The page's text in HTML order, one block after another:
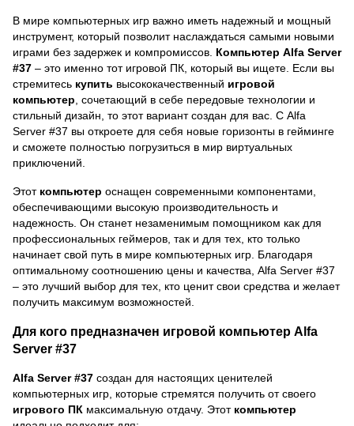
В мире компьютерных игр важно иметь надежный и мощный
инструмент, который позволит наслаждаться самыми новыми
играми без задержек и компромиссов. Компьютер Alfa Server
#37 – это именно тот игровой ПК, который вы ищете. Если вы
стремитесь купить высококачественный игровой
компьютер , сочетающий в себе передовые технологии и
стильный дизайн, то этот вариант создан для вас. С Alfa
Server #37 вы откроете для себя новые горизонты в гейминге
и сможете полностью погрузиться в мир виртуальных
приключений.
Этот компьютер оснащен современными компонентами,
обеспечивающими высокую производительность и
надежность. Он станет незаменимым помощником как для
профессиональных геймеров, так и для тех, кто только
начинает свой путь в мире компьютерных игр. Благодаря
оптимальному соотношению цены и качества, Alfa Server #37
– это лучший выбор для тех, кто ценит свои средства и желает
получить максимум возможностей.
Для кого предназначен игровой компьютер Alfa
Server #37
Alfa Server #37 создан для настоящих ценителей
компьютерных игр, которые стремятся получить от своего
игрового ПК максимальную отдачу. Этот компьютер